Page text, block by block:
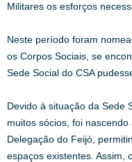
Militares os esforços
Neste período foram
os Corpos Sociais, se
Sede Social do CSA
Devido à situação da Sede
muitos sócios, foi
Delegação do Feijó,
espaços existentes. Assim,